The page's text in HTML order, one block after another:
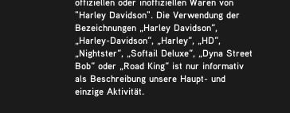
"Harley Davidson". Die Verwendung der
Bezeichnungen „Harley Davidson“,
„Harley-Davidson“, „Harley“, „HD“,
„Nightster“, „Softail Deluxe“, „Dyna Street
Bob“ oder „Road King“ ist nur informativ
als Beschreibung unsere Haupt- und
einzige Aktivität.